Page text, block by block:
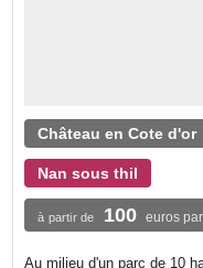
Château en Cote d'or
Nan sous thil
à partir de 100 euros
Au milieu d'un parc de 10